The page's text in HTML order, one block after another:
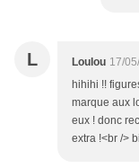
L Loulou 17/
hihihi !!
marque aux
eux ! donc
extra !<br />